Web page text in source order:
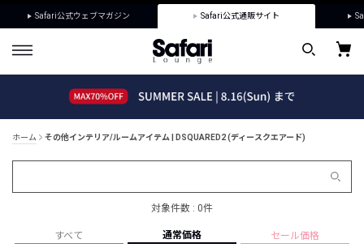
Safari公式ウェブマガジン Safari公式通販サイト
ホーム その他インテリア/ルームアイテム | DSQUARED2 (ディースクエアード)
対象件数 : 0件
すべて 通常価格 セール価格